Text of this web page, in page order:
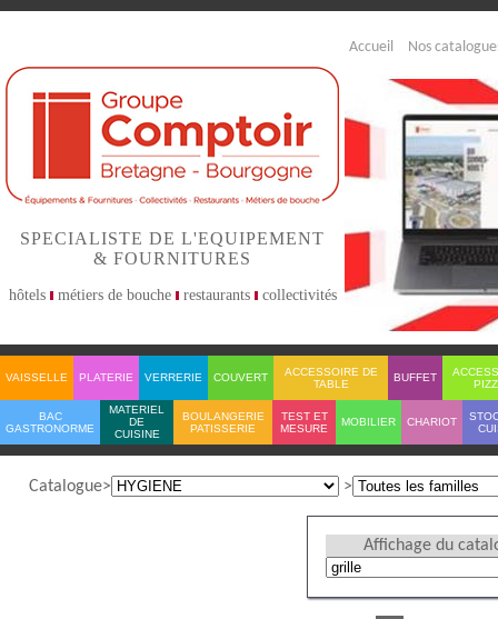
Accueil Nos
SPECIALISTE DE L'EQUIPEMENT
& FOURNITURES
hôtels métiers de bouche restaurants collectivités
VAISSELLE PLATERIE VERRERIE COUVERT
ACCESSOIRE DE
TABLE
BUFFET
BAC
GASTRONORME
MATERIEL
DE
CUISINE
BOULANGERIE
PATISSERIE
TEST ET
MESURE
MOBILIER CHARIOT
Catalogue
Affichage du